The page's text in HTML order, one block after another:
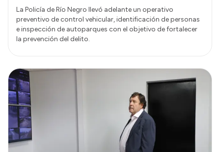
La Policía de Río Negro llevó adelante un operativo
preventivo de control vehicular, identificación de personas
e inspección de autoparques con el objetivo de fortalecer
la prevención del delito.